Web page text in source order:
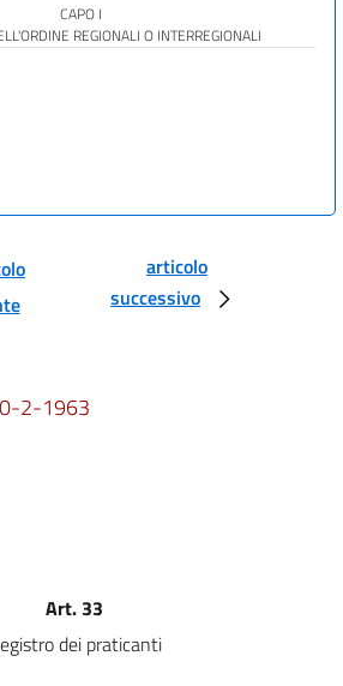
CAPO I
REGIONALI O INTERREGIONALI
CAPO II
NAZIONALE DELL'ORDINE
articolo
successivo
2-1963
Art. 33
dei praticanti